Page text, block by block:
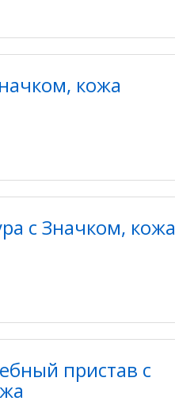
кожа
с Значком, кожа
пристав с